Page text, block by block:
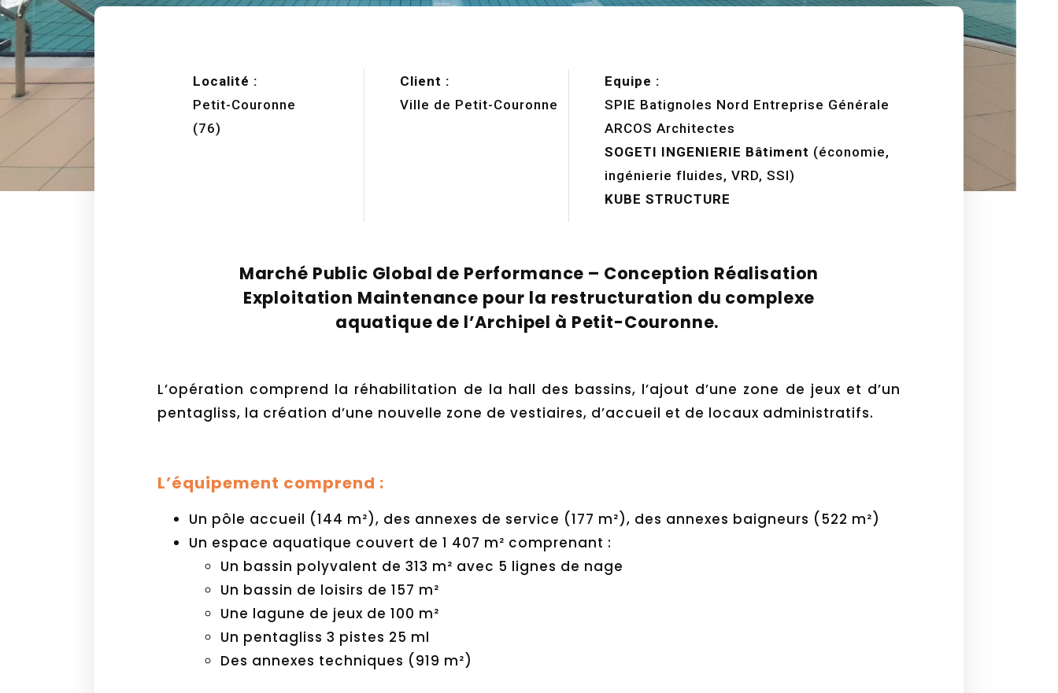
Localité :
Petit-Couronne
(76)
Client :
Ville de Petit-Couronne
Equipe :
SPIE Batignoles Nord Entreprise Générale
ARCOS Architectes
SOGETI INGENIERIE Bâtiment (économie,
ingénierie fluides, VRD, SSI)
KUBE STRUCTURE
Marché Public Global de Performance – Conception Réalisation
Exploitation Maintenance pour la restructuration du complexe
aquatique de l’Archipel à Petit-Couronne.
L’opération comprend la réhabilitation de la hall des bassins, l’ajout d’une zone de jeux et d’un
pentagliss, la création d’une nouvelle zone de vestiaires, d’accueil et de locaux administratifs.
L’équipement comprend :
Un pôle accueil (144 m²), des annexes de service (177 m²), des annexes baigneurs (522 m²)
Un espace aquatique couvert de 1 407 m² comprenant :
Un bassin polyvalent de 313 m² avec 5 lignes de nage
Un bassin de loisirs de 157 m²
Une lagune de jeux de 100 m²
Un pentagliss 3 pistes 25 ml
Des annexes techniques (919 m²)